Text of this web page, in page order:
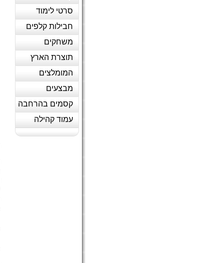
סרטי לימוד
חבילות קלפים
משחקים
תוצרת הארץ
המומלצים
מבצעים
קסמים בהרחבה
עמוד קהילה